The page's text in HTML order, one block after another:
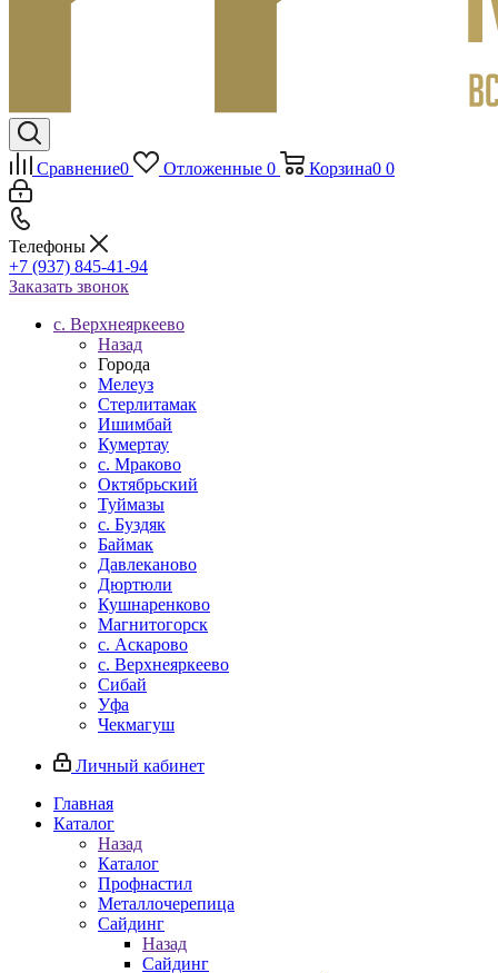
Сравнение0 Отложенные 0 Корзина0 0
Телефоны
+7 (937) 845-41-94
Заказать звонок
с. Верхнеяркеево
Назад
Города
Мелеуз
Стерлитамак
Ишимбай
Кумертау
c. Мраково
Октябрьский
Туймазы
c. Буздяк
Баймак
Давлеканово
Дюртюли
Кушнаренково
Магнитогорск
с. Аскарово
с. Верхнеяркеево
Сибай
Уфа
Чекмагуш
Личный кабинет
Главная
Каталог
Назад
Каталог
Профнастил
Металлочерепица
Сайдинг
Назад
Сайдинг